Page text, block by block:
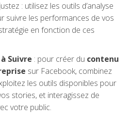
: utilisez les outils d’analyse
suivre les performances de vos
en fonction de ces
Suivre : pour créer du contenu
sur Facebook, combinez
les outils disponibles pour
stories, et interagissez de
votre public.